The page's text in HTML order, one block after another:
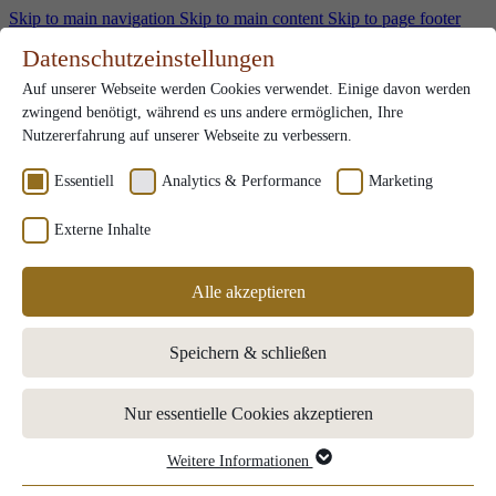
Skip to main navigation Skip to main content Skip to page footer
Gutscheine
Karriere Submenu for Karriere
Team
Stellenangebote
Benefits
Kontakt
en
Zimmer & Angebote Submenu for "Zimmer & Angebote"
Zusätzliche Extras
Lunches
Restaurants
Datenschutzeinstellungen
Auf unserer Webseite werden Cookies verwendet. Einige davon werden
zwingend benötigt, während es uns andere ermöglichen, Ihre
Nutzererfahrung auf unserer Webseite zu verbessern.
Essentiell Analytics & Performance Marketing
Externe Inhalte
Alle akzeptieren
Speichern & schließen
Nur essentielle Cookies akzeptieren
Weitere Informationen